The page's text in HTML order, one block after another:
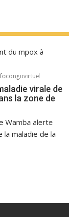
virale de
la zone de
Wamba alerte
la maladie de la